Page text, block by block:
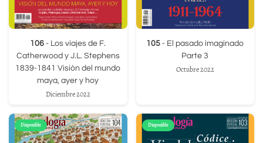
106 - Los viajes de F.
Catherwood y J.L. Stephens
1839-1841 Visión del mundo
maya, ayer y hoy
Diciembre 2022
105 - El pasado imaginado
Parte 3
Octubre 2022
Disponible Disponible